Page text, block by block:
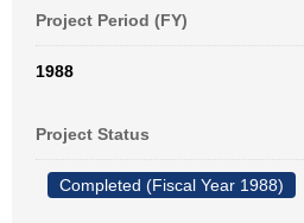
Project Period (FY)
1988
Project Status
Completed (Fiscal Year 1988)